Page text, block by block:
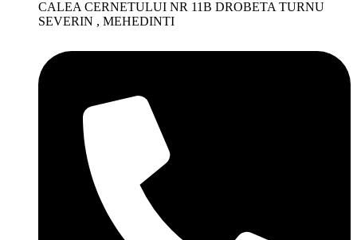
CALEA CERNETULUI NR 11B DROBETA TURNU
SEVERIN , MEHEDINTI